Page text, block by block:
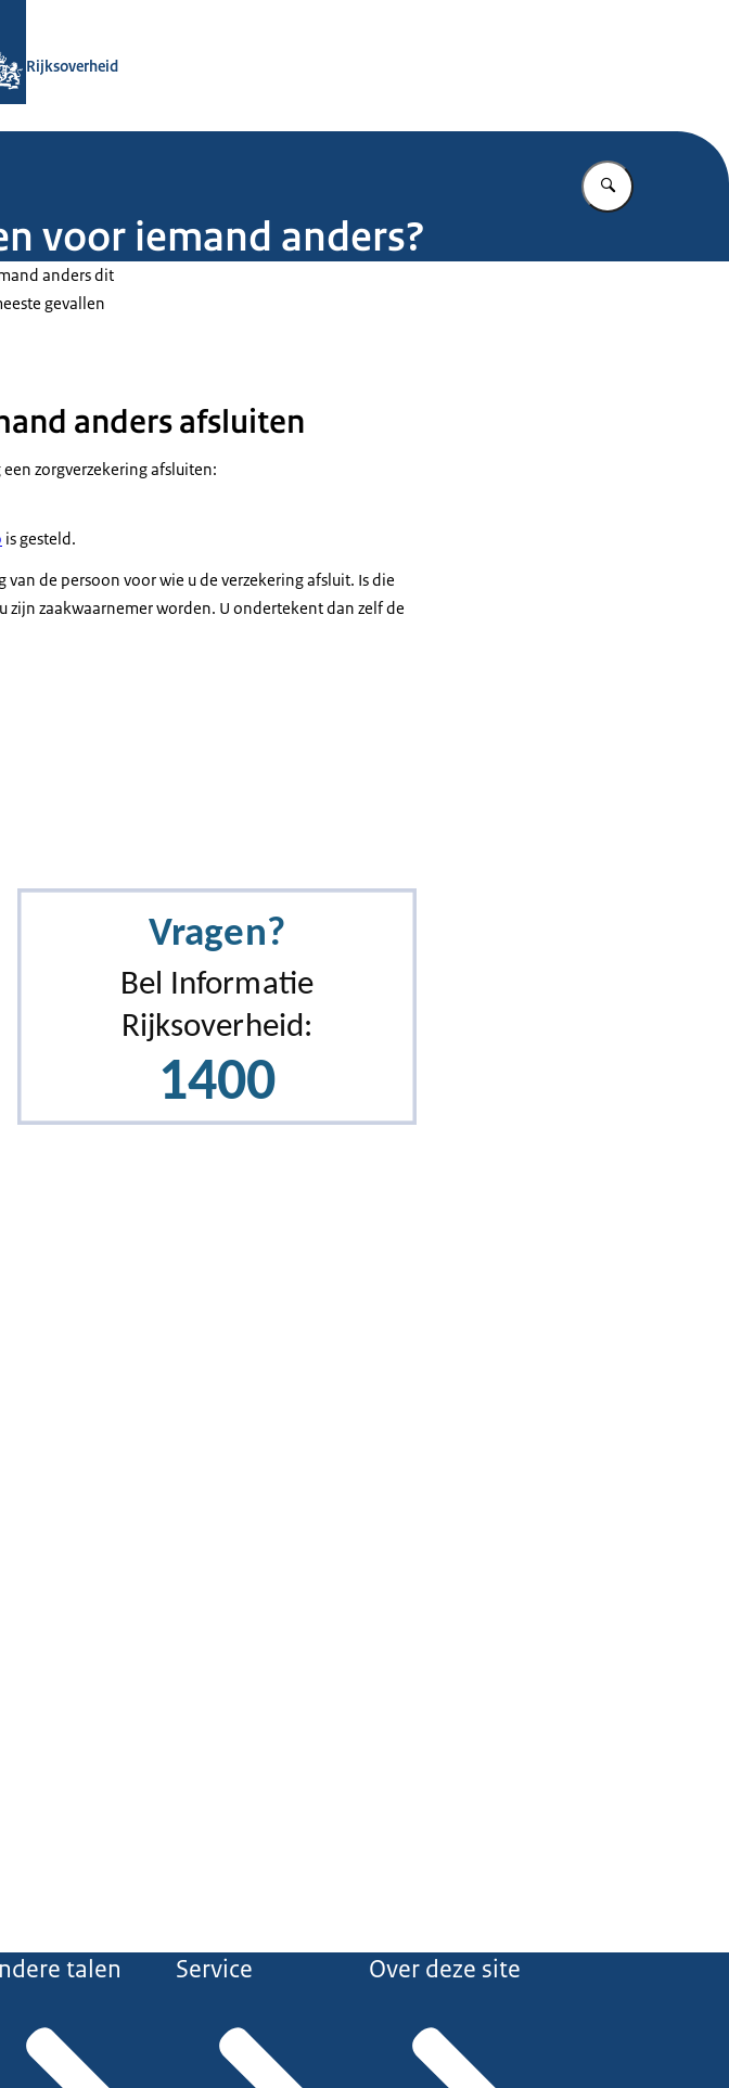
Rijksoverheid
Vul in wat u
voor iemand anders?
anders dit
gevallen
anders afsluiten
zorgverzekering afsluiten:
is gesteld.
de persoon voor wie u de verzekering afsluit. Is die
zaakwaarnemer worden. U ondertekent dan zelf de
talen Service Over deze site